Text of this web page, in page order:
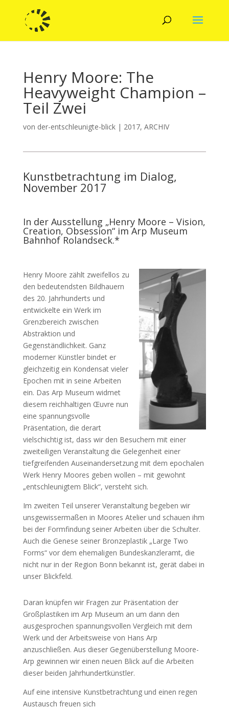
Henry Moore: The
Heavyweight Champion –
Teil Zwei
von der-entschleunigte-blick| 2017, ARCHIV
Kunstbetrachtung im Dialog,
November 2017
In der Ausstellung „Henry Moore – Vision,
Creation, Obsession“ im Arp Museum
Bahnhof Rolandseck.*
Henry Moore zählt zweifellos zu
den bedeutendsten Bildhauern
des 20. Jahrhunderts und
entwickelte ein Werk im
Grenzbereich zwischen
Abstraktion und
Gegenständlichkeit. Ganz
moderner Künstler bindet er
gleichzeitig ein Kondensat vieler
Epochen mit in seine Arbeiten
ein. Das Arp Museum widmet
diesem reichhaltigen Œuvre nun
eine spannungsvolle
Präsentation, die derart
vielschichtig ist, dass wir den Besuchern mit einer
zweiteiligen Veranstaltung die Gelegenheit einer
tiefgreifenden Auseinandersetzung mit dem epochalen
Werk Henry Moores geben wollen – mit gewohnt
„entschleunigtem Blick“, versteht sich.
Im zweiten Teil unserer Veranstaltung begeben wir
unsgewissermaßen in Moores Atelier und schauen ihm
bei der Formfindung seiner Arbeiten über die Schulter.
Auch die Genese seiner Bronzeplastik „Large Two
Forms“ vor dem ehemaligen Bundeskanzleramt, die
nicht nur in der Region Bonn bekannt ist, gerät dabei in
unser Blickfeld.
Daran knüpfen wir Fragen zur Präsentation der
Großplastiken im Arp Museum an um dann den
ausgesprochen spannungsvollen Vergleich mit dem
Werk und der Arbeitsweise von Hans Arp
anzuschließen. Aus dieser Gegenüberstellung Moore-
Arp gewinnen wir einen neuen Blick auf die Arbeiten
dieser beiden Jahrhundertkünstler.
Auf eine intensive Kunstbetrachtung und einen regen
Austausch freuen sich